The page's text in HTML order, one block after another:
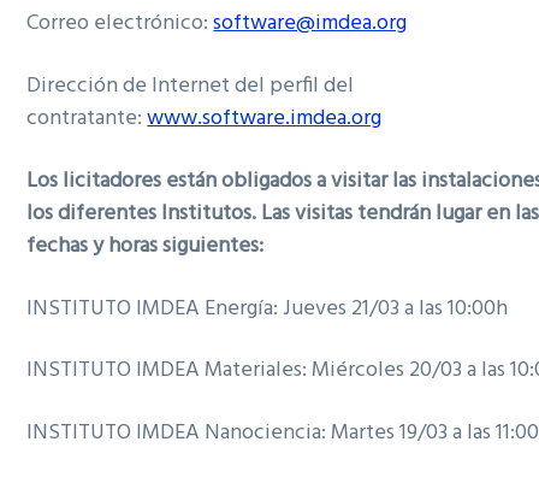
Correo electrónico:software@imdea.org
Dirección de Internet del perfil del
contratante:www.software.imdea.org
Los licitadores están obligados a visitar las
los diferentes Institutos. Las visitas tendrán lugar en las
fechas y horas siguientes:
INSTITUTO IMDEA Energía: Jueves 21/03 a las 10:00h
INSTITUTO IMDEA Materiales: Miércoles 20/03 a las
INSTITUTO IMDEA Nanociencia: Martes 19/03 a las